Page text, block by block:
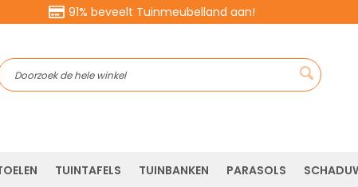
91% beveelt Tuinmeubelland aan!
Search
TUINTAFELS TUINBANKEN PARASOLS